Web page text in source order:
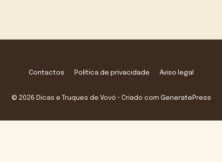
Contactos Política de privacidade Aviso legal
© 2026 Dicas e Truques de Vovó • Criado com GeneratePress